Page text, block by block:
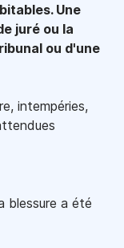
Une
juré ou la
ou d'une
intempéries,
blessure a été